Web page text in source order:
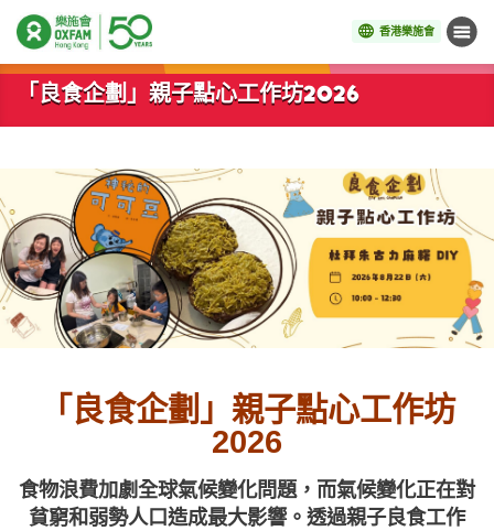
香港樂施會 目錄
開始主要內容
「良食企劃」親子點心工作坊2026
「良食企劃」親子點心工作坊
2026
食物浪費加劇全球氣候變化問題，而氣候變化正在對
貧窮和弱勢人口造成最大影響。透過親子良食工作